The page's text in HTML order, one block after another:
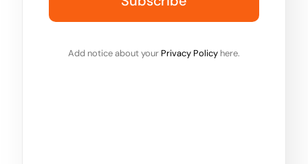
Add notice about your Privacy Policy here.